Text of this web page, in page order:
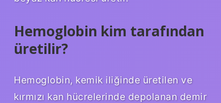
Hemoglobin kim tarafından
üretilir?
Hemoglobin, kemik iliğinde üretilen ve
kırmızı kan hücrelerinde depolanan demir